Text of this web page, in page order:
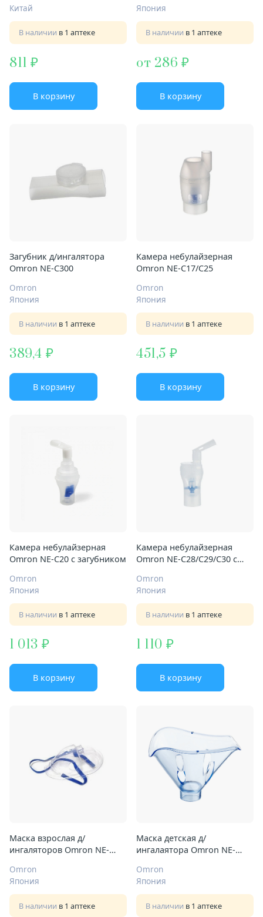
Китай
В наличии в 1 аптеке
811
В корзину
Япония
В наличии в 1 аптеке
от 286
В корзину
Загубник д/ингалятора
Omron NE-C300
Omron
Япония
В наличии в 1 аптеке
389,4
В корзину
Камера небулайзерная
Omron NE-C17/C25
Omron
Япония
В наличии в 1 аптеке
451,5
В корзину
Камера небулайзерная
Omron NE-C20 с загубником
Omron
Япония
В наличии в 1 аптеке
1 013
В корзину
Камера небулайзерная
Omron NE-C28/C29/C30 с
Omron
Япония
В наличии в 1 аптеке
1 110
В корзину
Маска взрослая д/
ингаляторов Omron NE-
С24KIDS/C28P/U22/C28/C29/
С30/C900/U100
Omron
Япония
В наличии в 1 аптеке
Маска детская д/
ингалаятора Omron NE-
Omron
Япония
В наличии в 1 аптеке